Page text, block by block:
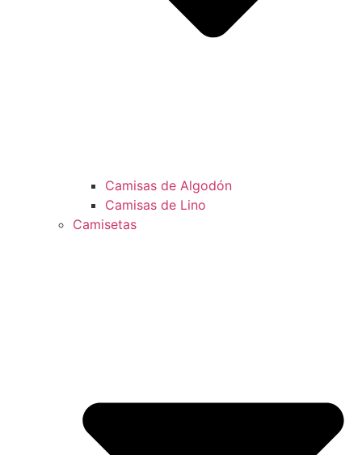
Camisas de Algodón
Camisas de Lino
Camisetas